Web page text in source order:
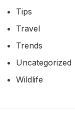
Tips
Travel
Trends
Uncategorized
Wildlife